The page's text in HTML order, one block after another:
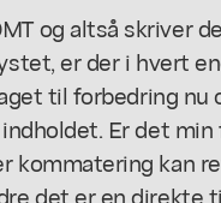
og altså skriver
er der i hvert
til forbedring nu
Er det min
kommatering kan
det er en direkte